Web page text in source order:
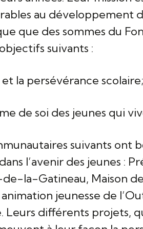
au développement
que des sommes du
suivants :
la persévérance scolaire;
de soi des jeunes qui
suivants
l’avenir des jeunes :
la-Gatineau, Maison
jeunesse de
différents projets,